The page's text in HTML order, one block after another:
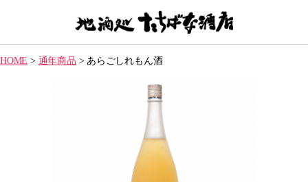
処】
ち
ば
HOME > 通年商品 >あらごしれもん酒